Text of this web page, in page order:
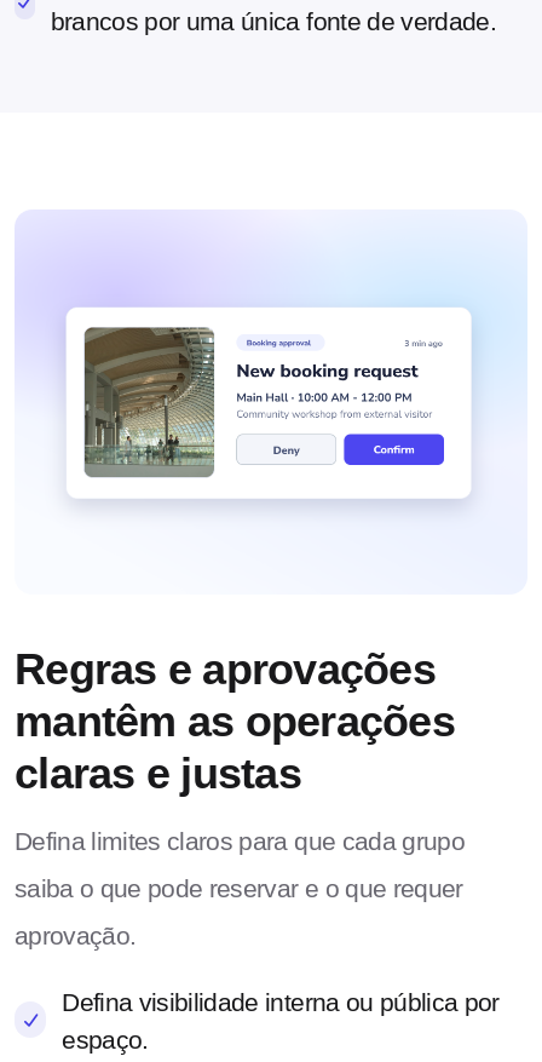
brancos por uma única fonte de verdade.
Regras e aprovações
mantêm as operações
claras e justas
Defina limites claros para que cada grupo
saiba o que pode reservar e o que requer
aprovação.
Defina visibilidade interna ou pública por
espaço.